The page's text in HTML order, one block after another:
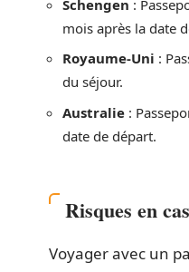
Schengen :
mois après la date
Royaume-Uni :
du séjour.
Australie :
date de départ.
Risques en
Voyager avec un